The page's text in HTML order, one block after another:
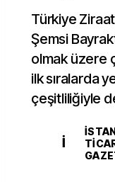
Türkiye
Şemsi
olmak üzere
ilk sıralarda
çeşitliliğiyle
İ